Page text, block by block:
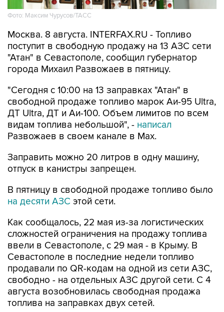
Фото: Максим Чурусов/ТАСС
Москва. 8 августа. INTERFAX.RU - Топливо
поступит в свободную продажу на 13 АЗС сети
"Атан" в Севастополе, сообщил губернатор
города Михаил Развожаев в пятницу.
"Сегодня с 10:00 на 13 заправках "Атан" в
свободной продаже топливо марок Аи-95 Ultra,
ДТ Ultra, ДТ и Аи-100. Объем лимитов по всем
видам топлива небольшой", - написал
Развожаев в своем канале в Max.
Заправить можно 20 литров в одну машину,
отпуск в канистры запрещен.
В пятницу в свободной продаже топливо было
на десяти АЗС этой сети.
Как сообщалось, 22 мая из-за логистических
сложностей ограничения на продажу топлива
ввели в Севастополе, с 29 мая - в Крыму. В
Севастополе в последние недели топливо
продавали по QR-кодам на одной из сети АЗС,
свободно - на отдельных АЗС другой сети. С 4
августа возобновилась свободная продажа
топлива на заправках двух сетей.